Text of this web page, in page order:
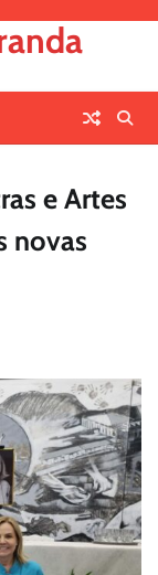
e Artes
novas